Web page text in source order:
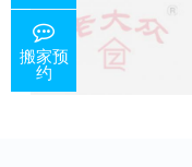
搬家预
约